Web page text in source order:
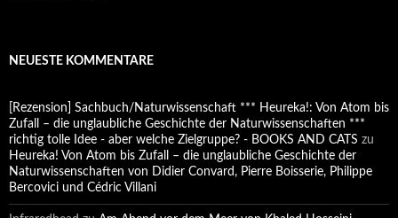
NEUESTE KOMMENTARE
[Rezension] Sachbuch/Naturwissenschaft *** Heureka!: Von Atom bis
Zufall – die unglaubliche Geschichte der Naturwissenschaften ***
richtig tolle Idee - aber welche Zielgruppe? - BOOKS AND CATS zu
Heureka! Von Atom bis Zufall – die unglaubliche Geschichte der
Naturwissenschaften von Didier Convard, Pierre Boisserie, Philippe
Bercovici und Cédric Villani